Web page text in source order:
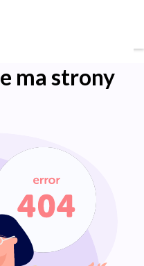
chat
ma strony